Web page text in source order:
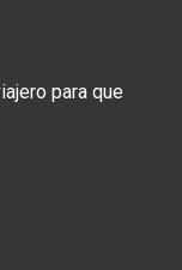
para que